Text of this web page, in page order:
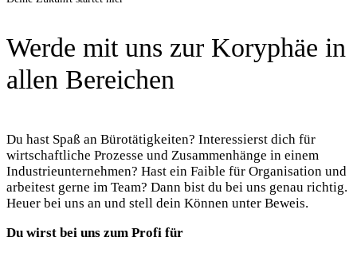
Werde mit uns zur Koryphäe in
allen Bereichen
Du hast Spaß an Bürotätigkeiten? Interessierst dich für
wirtschaftliche Prozesse und Zusammenhänge in einem
Industrieunternehmen? Hast ein Faible für Organisation und
arbeitest gerne im Team? Dann bist du bei uns genau richtig.
Heuer bei uns an und stell dein Können unter Beweis.
Du wirst bei uns zum Profi für